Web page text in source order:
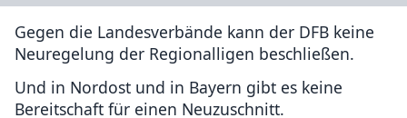
Gegen die Landesverbände kann der DFB keine
Neuregelung der Regionalligen beschließen.
Und in Nordost und in Bayern gibt es keine
Bereitschaft für einen Neuzuschnitt.